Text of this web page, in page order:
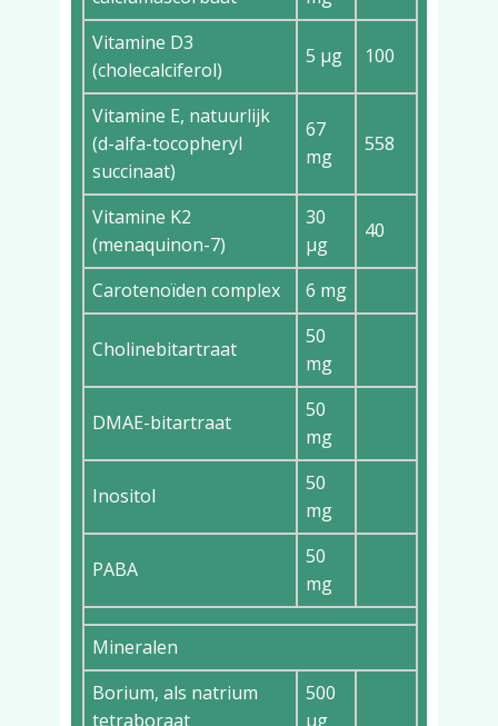
Vitamine D3
(cholecalciferol)
5 µg 100
Vitamine E, natuurlijk
(d-alfa-tocopheryl
succinaat)
67
mg
558
Vitamine K2
(menaquinon-7)
30
µg
40
Carotenoïden complex 6 mg
Cholinebitartraat
50
mg
DMAE-bitartraat
50
mg
Inositol
50
mg
PABA
50
mg
Mineralen
Borium, als natrium
tetraboraat
500
µg